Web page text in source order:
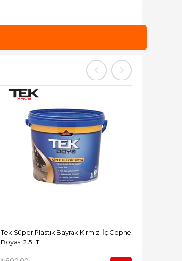
Tek Süper Plastik Bayrak Kırmızı İç Cephe
Boyası 2.5 LT.